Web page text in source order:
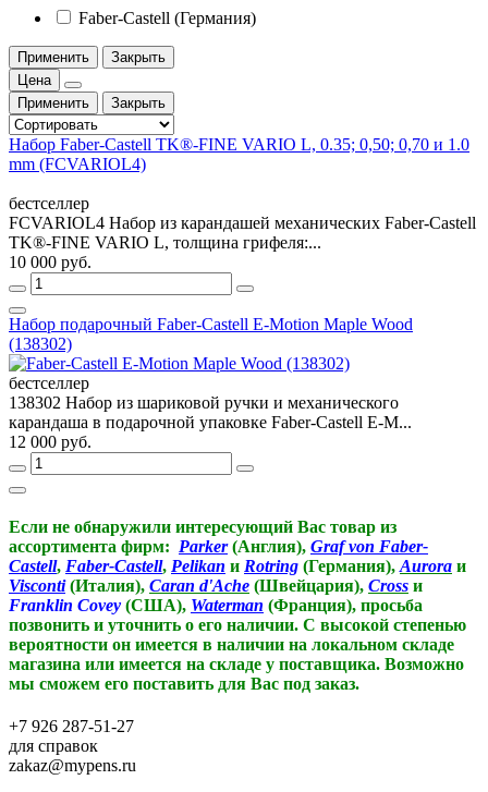
Faber-Castell (Германия)
Применить
Закрыть
Цена
Применить
Закрыть
Набор Faber-Castell TK®-FINE VARIO L, 0.35; 0,50; 0,70 и 1.0
mm (FCVARIOL4​​)
бестселлер
FCVARIOL4​​ Набор из карандашей механических Faber-Castell
TK®-FINE VARIO L, толщина грифеля:...
10 000 руб.
Набор подарочный Faber-Castell E-Motion Maple Wood
(138302)
бестселлер
138302 Набор из шариковой ручки и механического
карандаша в подарочной упаковке Faber-Castell E-M...
12 000 руб.
Если не обнаружили интересующий Вас товар из
ассортимента фирм: Parker(Англия), Graf von Faber-
Castell, Faber-Castell, Pelikan и Rotring (Германия), Aurora и
Visconti(Италия), Caran d'Ache (Швейцария), Cross и
Franklin Covey (США), Waterman (Франция), просьба
позвонить и уточнить о его наличии. С высокой степенью
вероятности он имеется в наличии на локальном складе
магазина или имеется на складе у поставщика. Возможно
мы сможем его поставить для Вас под заказ.
+7 926 287-51-27
для справок
zakaz@mypens.ru